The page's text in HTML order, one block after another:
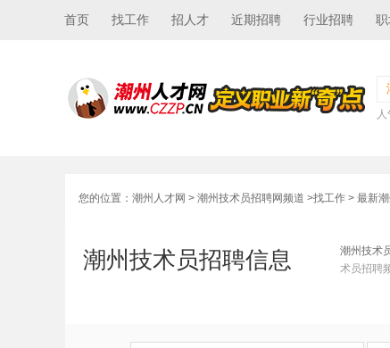
首页 找工作 招人才 近期招聘 行业招聘
您的位置： 潮州人才网 > 潮州技术员招聘网频道 >找工作 > 最新
潮州技术员招聘信息 潮州技术
术员招聘